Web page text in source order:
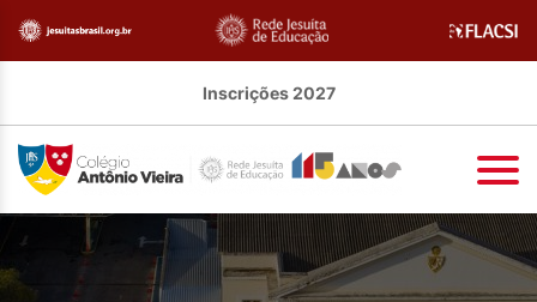
Inscrições 2027